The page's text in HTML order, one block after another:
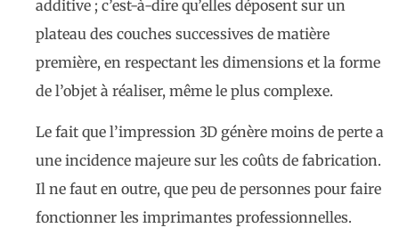
additive ; c’est-à-dire qu’elles déposent sur un
plateau des couches successives de matière
première, en respectant les dimensions et la forme
de l’objet à réaliser, même le plus complexe.
Le fait que l’impression 3D génère moins de perte a
une incidence majeure sur les coûts de fabrication.
Il ne faut en outre, que peu de personnes pour faire
fonctionner les imprimantes professionnelles.